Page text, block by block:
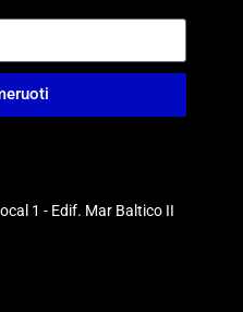
1 - Edif. Mar Baltico II